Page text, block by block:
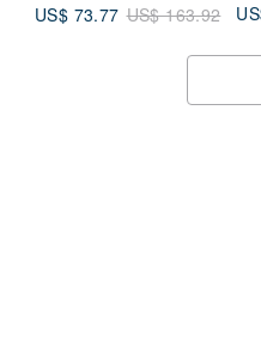
US$ 73.77 US$ 163.92